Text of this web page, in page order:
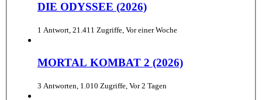
DIE ODYSSEE (2026)
1 Antwort, 21.411 Zugriffe, Vor einer Woche
MORTAL KOMBAT 2 (2026)
3 Antworten, 1.010 Zugriffe, Vor 2 Tagen